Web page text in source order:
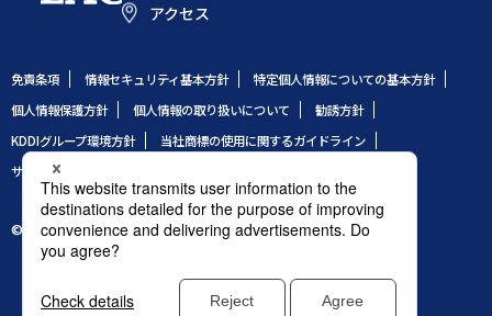
アクセス
免責条項 情報セキュリティ基本方針
特定個人情報についての基本方針
個人情報保護方針
個人情報の取り扱いについて
勧誘方針
KDDIグループ環境方針
当社商標の使用に関するガイドライン
サイトのご利用条件
© 1995 LAC Co., Ltd.